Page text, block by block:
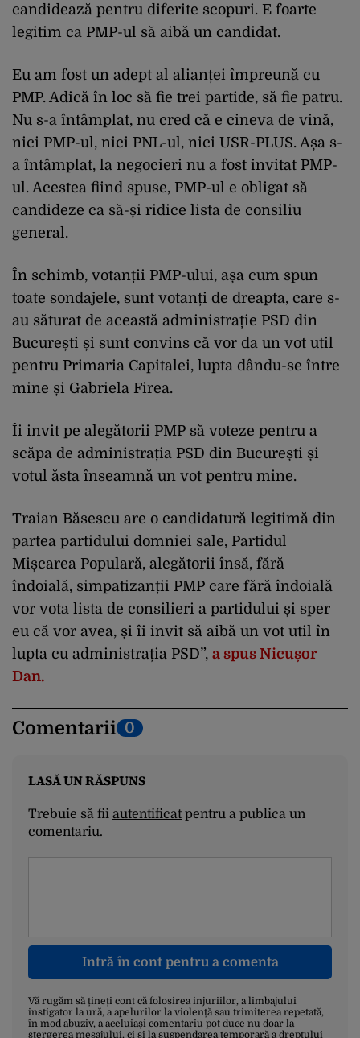
candidează pentru diferite scopuri. E foarte
legitim ca PMP-ul să aibă un candidat.
Eu am fost un adept al alianței împreună cu
PMP. Adică în loc să fie trei partide, să fie patru.
Nu s-a întâmplat, nu cred că e cineva de vină,
nici PMP-ul, nici PNL-ul, nici USR-PLUS. Așa s-
a întâmplat, la negocieri nu a fost invitat PMP-
ul. Acestea fiind spuse, PMP-ul e obligat să
candideze ca să-și ridice lista de consiliu
general.
În schimb, votanții PMP-ului, așa cum spun
toate sondajele, sunt votanți de dreapta, care s-
au săturat de această administrație PSD din
București și sunt convins că vor da un vot util
pentru Primaria Capitalei, lupta dându-se între
mine și Gabriela Firea.
Îi invit pe alegătorii PMP să voteze pentru a
scăpa de administrația PSD din București și
votul ăsta înseamnă un vot pentru mine.
Traian Băsescu are o candidatură legitimă din
partea partidului domniei sale, Partidul
Mișcarea Populară, alegătorii însă, fără
îndoială, simpatizanții PMP care fără îndoială
vor vota lista de consilieri a partidului și sper
eu că vor avea, și îi invit să aibă un vot util în
lupta cu administrația PSD”, a spus Nicușor
Dan.
Comentarii 0
LASĂ UN RĂSPUNS
Trebuie să fii autentificatpentru a publica un
comentariu.
Intră în cont pentru a comenta
Vă rugăm să țineți cont că folosirea injuriilor, a limbajului
instigator la ură, a apelurilor la violență sau trimiterea repetată,
în mod abuziv, a aceluiași comentariu pot duce nu doar la
ștergerea mesajului, ci și la suspendarea temporară a dreptului